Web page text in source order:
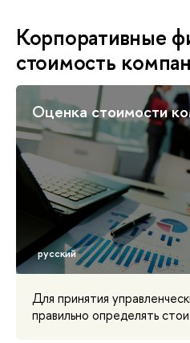
Корпоративные
стоимость
Оценка стоимости
Для принятия
правильно определять